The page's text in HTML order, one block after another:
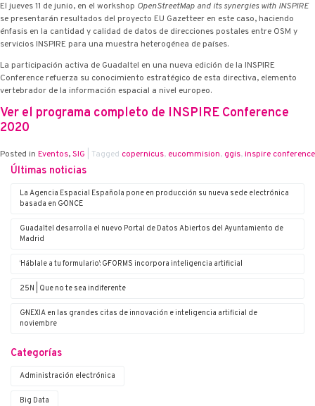
El jueves 11 de junio, en el workshop OpenStreetMap and its synergies with INSPIRE
se presentarán resultados del proyecto EU Gazetteer en este caso, haciendo
énfasis en la cantidad y calidad de datos de direcciones postales entre OSM y
servicios INSPIRE para una muestra heterogénea de países.
La participación activa de Guadaltel en una nueva edición de la INSPIRE
Conference refuerza su conocimiento estratégico de esta directiva, elemento
vertebrador de la información espacial a nivel europeo.
Ver el programa completo de INSPIRE Conference
2020
Posted in Eventos,SIG Tagged copernicus, eucommision, ggis,inspire conference
Últimas noticias
La Agencia Espacial Española pone en producción su nueva sede electrónica
basada en G·ONCE
Guadaltel desarrolla el nuevo Portal de Datos Abiertos del Ayuntamiento de
Madrid
‘Háblale a tu formulario’: G·FORMS incorpora inteligencia artificial
25N | Que no te sea indiferente
G·NEXIA en las grandes citas de innovación e inteligencia artificial de
noviembre
Categorías
Administración electrónica
Big Data